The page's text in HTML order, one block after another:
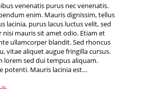
venenatis purus nec venenatis.
enim. Mauris dignissim, tellus
lacinia, purus lacus luctus velit, sed
nisi mauris sit amet odio. Etiam et
ullamcorper blandit. Sed rhoncus
vitae aliquet augue fringilla cursus.
lorem sed dui tempus aliquam.
potenti. Mauris lacinia est…
→